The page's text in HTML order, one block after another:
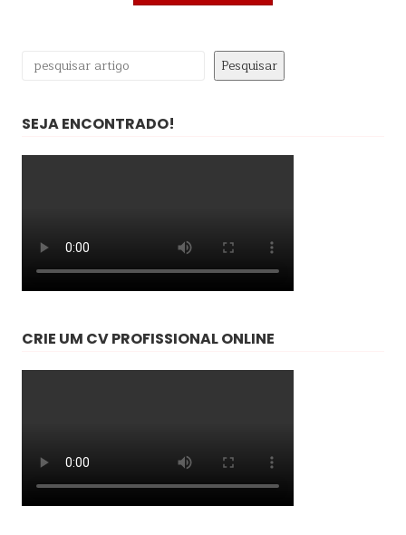
Pesquisar Pesquisar
SEJA ENCONTRADO!
CRIE UM CV PROFISSIONAL ONLINE